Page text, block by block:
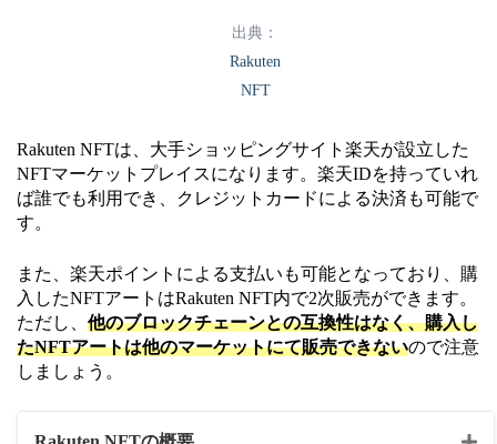
・ゲーム内アイテム
・動画
決済通貨
日本円
ウォレット Metamask
公式HP https://nft.hexanft.com/
出典：
Rakuten
NFT
Rakuten NFTは、大手ショッピングサイト楽天が設立した
NFTマーケットプレイスになります。楽天IDを持っていれ
ば誰でも利用でき、クレジットカードによる決済も可能で
す。
また、楽天ポイントによる支払いも可能となっており、購
入したNFTアートはRakuten NFT内で2次販売ができます。
ただし、 他のブロックチェーンとの互換性はなく、購入し
たNFTアートは他のマーケットにて販売できないので注意
しましょう。